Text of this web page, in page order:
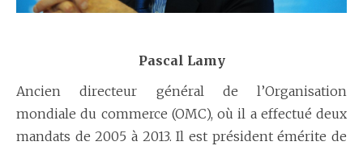
Pascal Lamy
Ancien directeur général de l’Organisation
mondiale du commerce (OMC), où il a effectué deux
mandats de 2005 à 2013. Il est président émérite de